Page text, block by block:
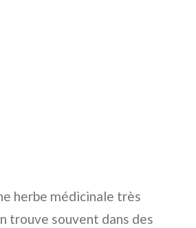
herbe médicinale très
trouve souvent dans des